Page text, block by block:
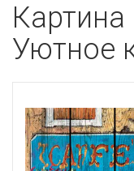
Картина
Уютное